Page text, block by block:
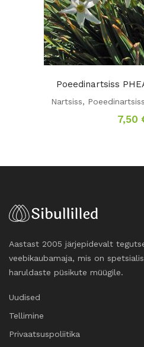
Poeedinartsiss
Nartsiss, Poeedinartsiss
7,50
Aastast 2005 järjepidevalt
veebikaubamaja, mis on
haruldaste püsikute müügile.
Uudised
Tellimine
Privaatsuspoliitika